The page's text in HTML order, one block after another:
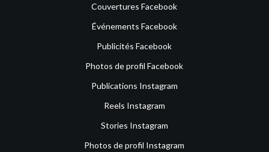
Couvertures Facebook
Événements Facebook
Publicités Facebook
Photos de profil Facebook
Publications Instagram
Reels Instagram
Stories Instagram
Photos de profil Instagram